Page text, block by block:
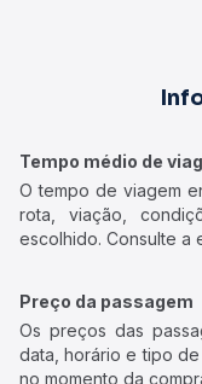
Tempo médio de
O tempo de viagem
rota, viação,
escolhido. Consulte a
Preço da passagem
Os preços das
data, horário e tipo
no momento da